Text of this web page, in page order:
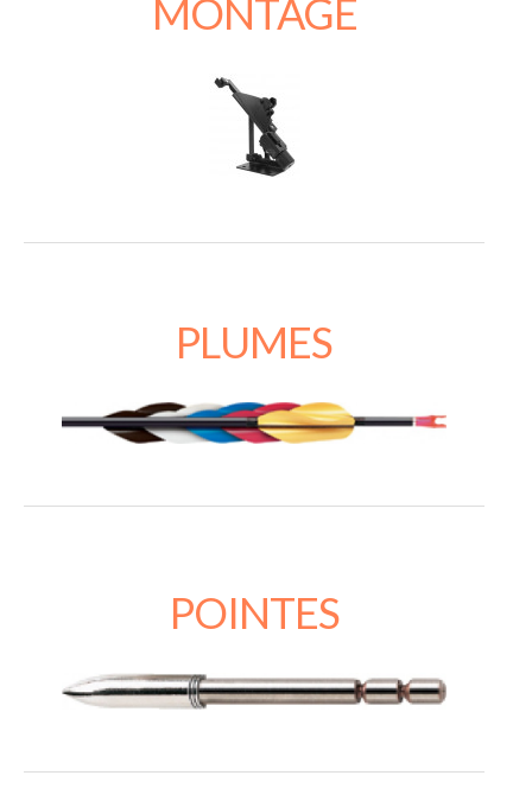
MONTAGE
PLUMES
POINTES